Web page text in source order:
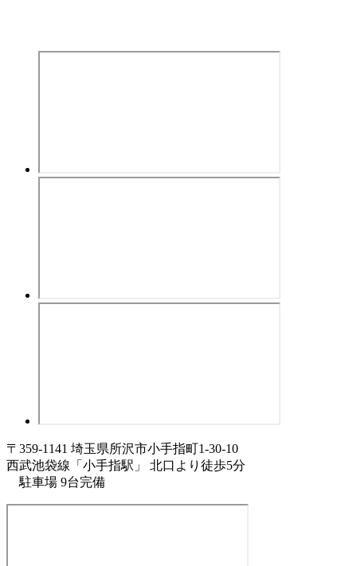
〒359-1141 埼玉県所沢市小手指町1-30-10
西武池袋線「小手指駅」 北口より徒歩5分
駐車場 9台完備